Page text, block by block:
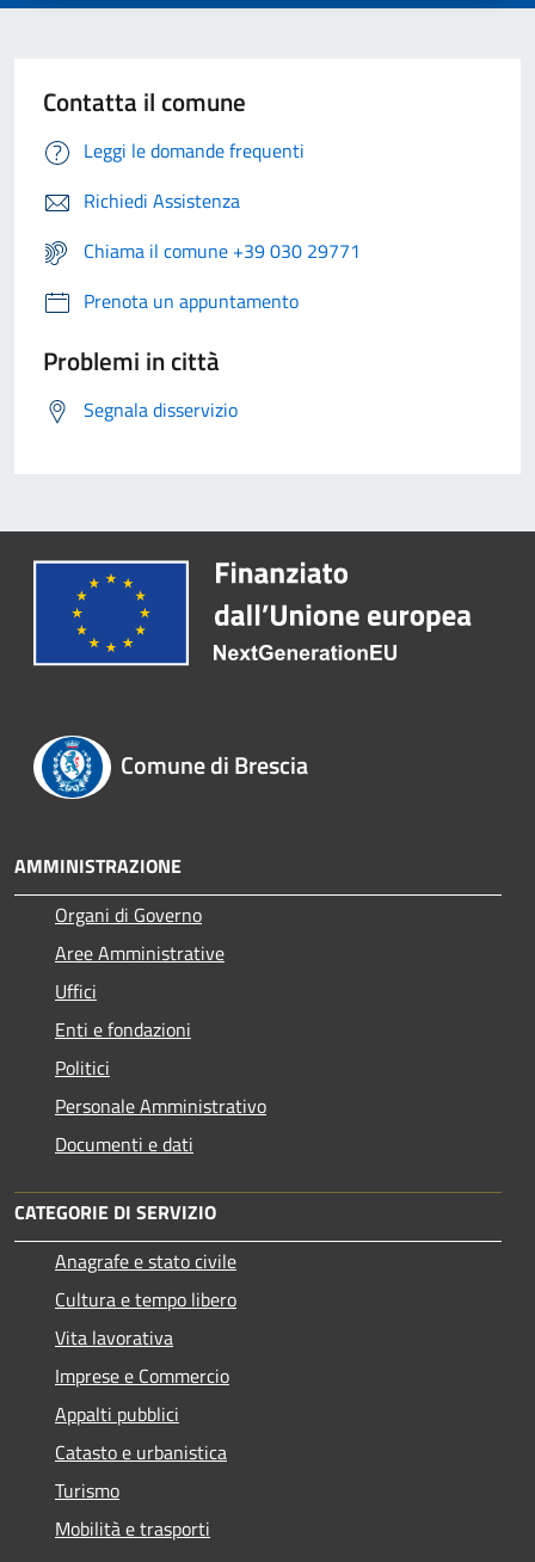
Contatta il comune
Leggi le domande frequenti
Richiedi Assistenza
Chiama il comune +39 030 29771
Prenota un appuntamento
Problemi in città
Segnala disservizio
Comune di Brescia
AMMINISTRAZIONE
Organi di Governo
Aree Amministrative
Uffici
Enti e fondazioni
Politici
Personale Amministrativo
Documenti e dati
CATEGORIE DI SERVIZIO
Anagrafe e stato civile
Cultura e tempo libero
Vita lavorativa
Imprese e Commercio
Appalti pubblici
Catasto e urbanistica
Turismo
Mobilità e trasporti